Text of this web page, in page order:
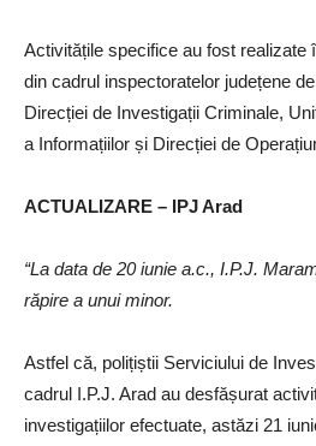
Activitățile specifice au fost realizate
din cadrul inspectoratelor județene
Direcției de Investigații Criminale,
a Informațiilor și Direcției de
ACTUALIZARE – IPJ Arad
“La data de 20 iunie a.c., I.P.J.
răpire a unui minor.
Astfel că, polițiștii Serviciului de
cadrul I.P.J. Arad au desfășurat
investigațiilor efectuate, astăzi 21